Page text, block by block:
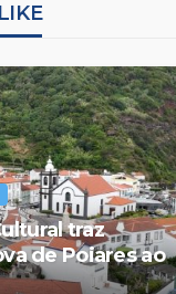
traz
de Poiares ao